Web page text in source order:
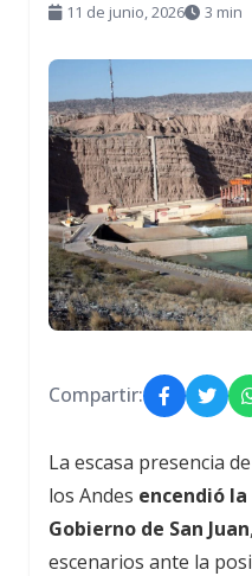
11 de junio, 2026 3 min
Compartir:
La escasa presencia
los Andes encendió
Gobierno de San Juan
escenarios ante la